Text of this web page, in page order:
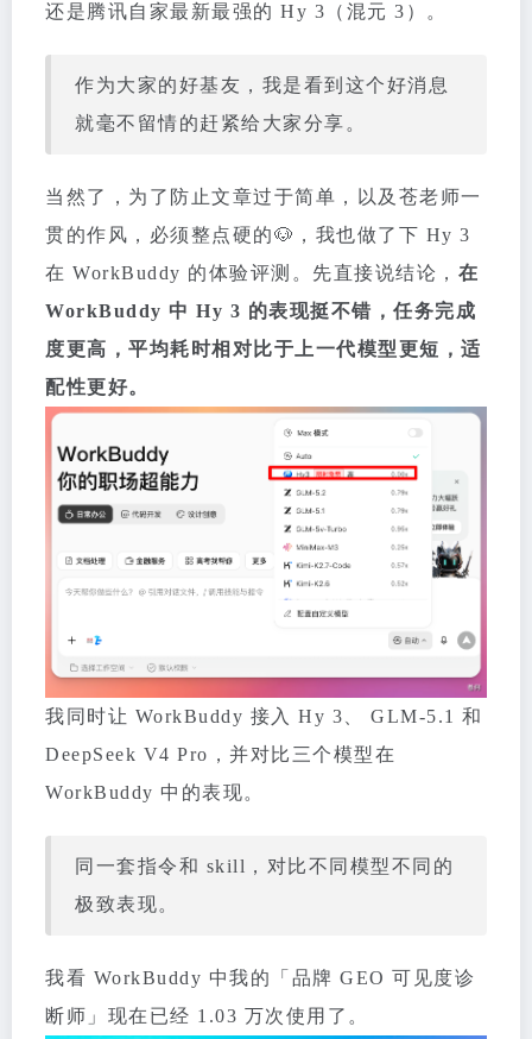
还是腾讯自家最新最强的 Hy 3（混元 3）。
作为大家的好基友，我是看到这个好消息
就毫不留情的赶紧给大家分享。
当然了，为了防止文章过于简单，以及苍老师一
贯的作风，必须整点硬的🐶，我也做了下 Hy 3
在 WorkBuddy 的体验评测。先直接说结论， 在
WorkBuddy 中 Hy 3 的表现挺不错，任务完成
度更高，平均耗时相对比于上一代模型更短，适
配性更好。
我同时让 WorkBuddy 接入 Hy 3、 GLM-5.1 和
DeepSeek V4 Pro，并对比三个模型在
WorkBuddy 中的表现。
同一套指令和 skill，对比不同模型不同的
极致表现。
我看 WorkBuddy 中我的「品牌 GEO 可见度诊
断师」现在已经 1.03 万次使用了。